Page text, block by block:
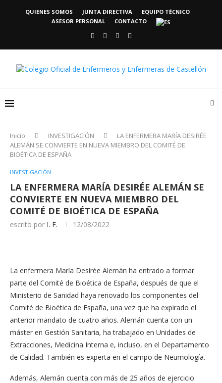
QUIENES SOMOS JUNTA DIRECTIVA
EQUIPO TÉCNICO
ASESOR PERSONAL
CONTACTO
Inicio INVESTIGACIÓN
LA ENFERMERA MARÍA DESIRÉE
ALEMÁN SE CONVIERTE EN NUEVA MIEMBRO DEL COMITÉ DE
BIOÉTICA DE ESPAÑA
INVESTIGACIÓN
LA ENFERMERA MARÍA DESIRÉE ALEMÁN SE
CONVIERTE EN NUEVA MIEMBRO DEL
COMITÉ DE BIOÉTICA DE ESPAÑA
escrito por I. F. 12/08/2022
La enfermera María Desirée Alemán ha entrado a formar
parte del Comité de Bioética de España, después de que el
Ministerio de Sanidad haya renovado los componentes del
Comité de Bioética de España, una vez que ha expirado el
anterior mandato de cuatro años. Alemán cuenta con un
máster en Gestión Sanitaria, ha trabajado en Unidades de
Extracciones, Medicina Interna e, incluso, en el Departamento
de Calidad. También es experta en el campo de Neumología.
Además, Alemán cuenta con más de 25 años de ejercicio